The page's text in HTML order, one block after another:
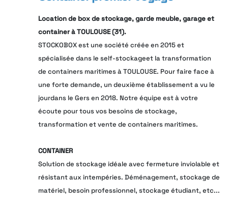
Location de box de stockage, garde meuble, garage et
container à TOULOUSE (31).
STOCKOBOX est une société créée en 2015 et
spécialisée dans le self-stockageet la transformation
de containers maritimes à TOULOUSE. Pour faire face à
une forte demande, un deuxième établissement a vu le
jourdans le Gers en 2018. Notre équipe est à votre
écoute pour tous vos besoins de stockage,
transformation et vente de containers maritimes.
CONTAINER
Solution de stockage idéale avec fermeture inviolable et
résistant aux intempéries. Déménagement, stockage de
matériel, besoin professionnel, stockage étudiant, etc...